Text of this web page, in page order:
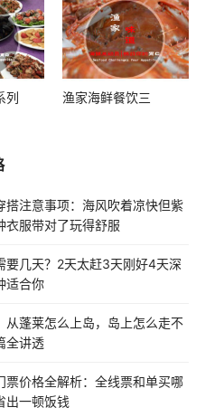
列 渔家海鲜餐饮三
搭注意事项：海风吹着凉快但紫
衣服带对了玩得舒服
要几天？2天太赶3天刚好4天深
适合你
从蓬莱怎么上岛，岛上怎么走不
全讲透
票价格全解析：全线票和单买哪
出一顿饭钱